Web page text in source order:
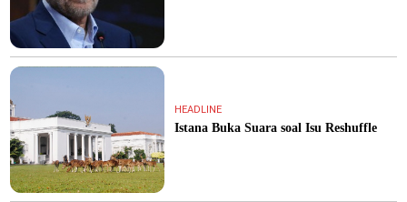
HEADLINE
Istana Buka Suara soal Isu Reshuffle